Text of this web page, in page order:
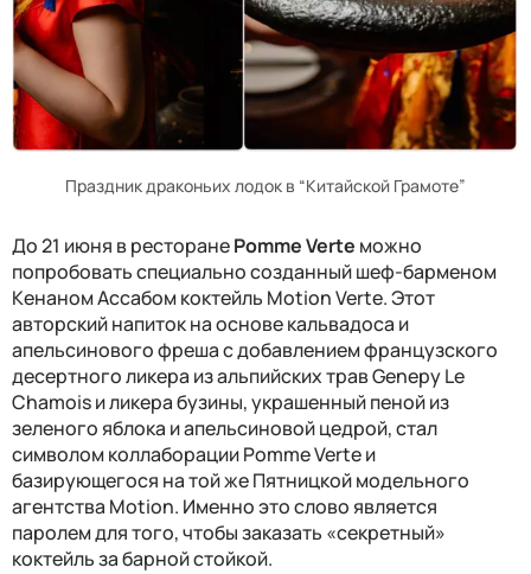
Праздник драконьих лодок в “Китайской Грамоте”
До 21 июня вресторанеPomme Verte можно
попробовать специально созданный шеф-барменом
Кенаном Ассабом коктейль Motion Verte. Этот
авторский напиток на основе кальвадоса и
апельсинового фреша с добавлением французского
десертного ликера из альпийских трав Genepy Le
Chamois и ликера бузины, украшенныйпенойиз
зеленого яблока и апельсиновой цедрой,стал
символом коллаборацииPomme Verteи
базирующегося на той же Пятницкой модельного
агентства Motion. Именно это слово является
паролем для того, чтобы заказать «секретный»
коктейль за барной стойкой.